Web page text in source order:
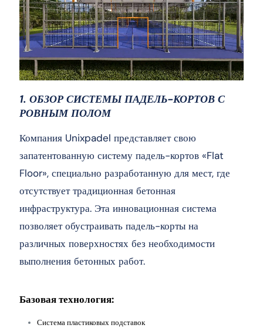
1. ОБЗОР СИСТЕМЫ ПАДЕЛЬ-КОРТОВ С
РОВНЫМ ПОЛОМ
Компания Unixpadel представляет свою
запатентованную систему падель-кортов «Flat
Floor», специально разработанную для мест, где
отсутствует традиционная бетонная
инфраструктура. Эта инновационная система
позволяет обустраивать падель-корты на
различных поверхностях без необходимости
выполнения бетонных работ.
Базовая технология:
Система пластиковых подставок